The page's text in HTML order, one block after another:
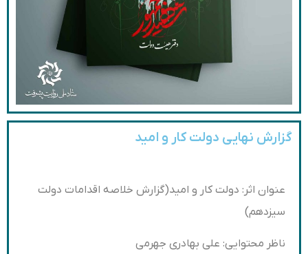
گزارش نهایی دولت کار و امید
عنوان اثر: دولت کار و امید(گزارش خلاصه اقدامات دولت
سیزدهم)
ناظر محتوایی: علی بهادری جهرمی